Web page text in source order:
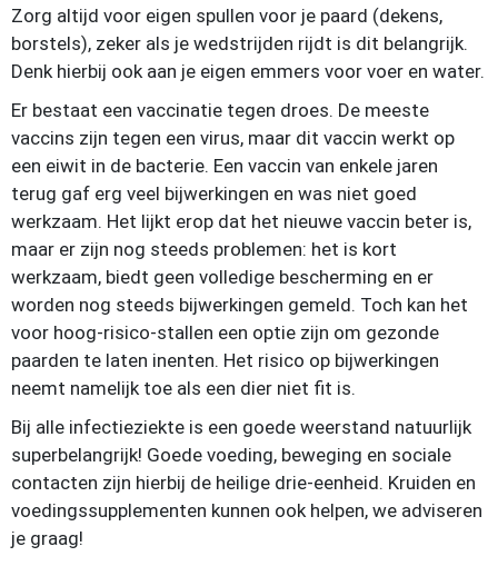
Zorg altijd voor eigen spullen voor je paard (dekens,
borstels), zeker als je wedstrijden rijdt is dit belangrijk.
Denk hierbij ook aan je eigen emmers voor voer en water.
Er bestaat een vaccinatie tegen droes. De meeste
vaccins zijn tegen een virus, maar dit vaccin werkt op
een eiwit in de bacterie. Een vaccin van enkele jaren
terug gaf erg veel bijwerkingen en was niet goed
werkzaam. Het lijkt erop dat het nieuwe vaccin beter is,
maar er zijn nog steeds problemen: het is kort
werkzaam, biedt geen volledige bescherming en er
worden nog steeds bijwerkingen gemeld. Toch kan het
voor hoog-risico-stallen een optie zijn om gezonde
paarden te laten inenten. Het risico op bijwerkingen
neemt namelijk toe als een dier niet fit is.
Bij alle infectieziekte is een goede weerstand natuurlijk
superbelangrijk! Goede voeding, beweging en sociale
contacten zijn hierbij de heilige drie-eenheid. Kruiden en
voedingssupplementen kunnen ook helpen, we adviseren
je graag!